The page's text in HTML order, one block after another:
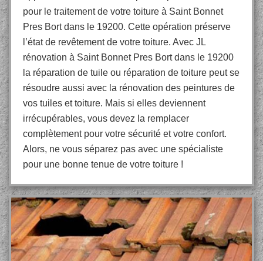
pour le traitement de votre toiture à Saint Bonnet
Pres Bort dans le 19200. Cette opération préserve
l’état de revêtement de votre toiture. Avec JL
rénovation à Saint Bonnet Pres Bort dans le 19200
la réparation de tuile ou réparation de toiture peut se
résoudre aussi avec la rénovation des peintures de
vos tuiles et toiture. Mais si elles deviennent
irrécupérables, vous devez la remplacer
complètement pour votre sécurité et votre confort.
Alors, ne vous séparez pas avec une spécialiste
pour une bonne tenue de votre toiture !